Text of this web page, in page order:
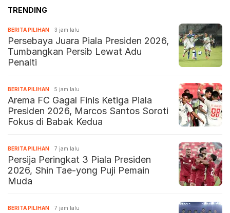
TRENDING
BERITA PILIHAN 3 jam lalu
Persebaya Juara Piala Presiden 2026,
Tumbangkan Persib Lewat Adu
Penalti
BERITA PILIHAN 5 jam lalu
Arema FC Gagal Finis Ketiga Piala
Presiden 2026, Marcos Santos Soroti
Fokus di Babak Kedua
BERITA PILIHAN 7 jam lalu
Persija Peringkat 3 Piala Presiden
2026, Shin Tae-yong Puji Pemain
Muda
BERITA PILIHAN 7 jam lalu